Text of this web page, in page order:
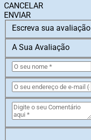
CANCELAR
ENVIAR
Escreva sua avaliação
A Sua Avaliação